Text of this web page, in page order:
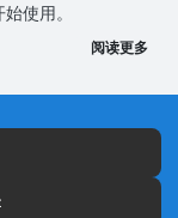
使用。
阅读更多